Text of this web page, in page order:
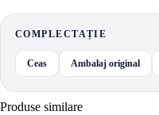
COMPLECTAȚIE
Ceas Ambalaj original
Produse similare